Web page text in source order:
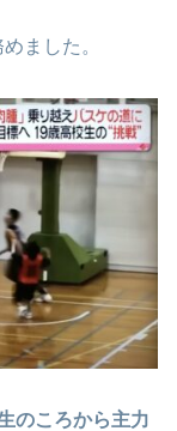
めました。
のころから主力